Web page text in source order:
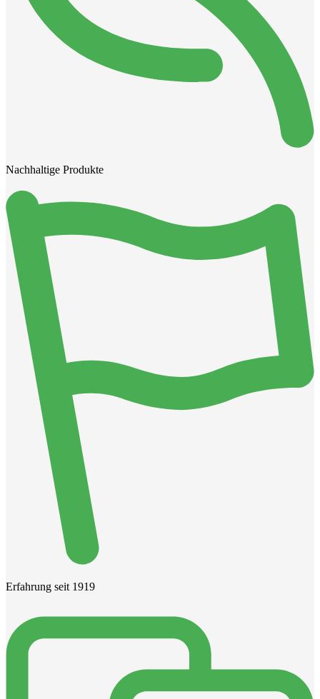
Nachhaltige Produkte
Erfahrung seit 1919